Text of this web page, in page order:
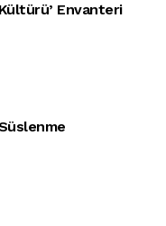
Envanteri